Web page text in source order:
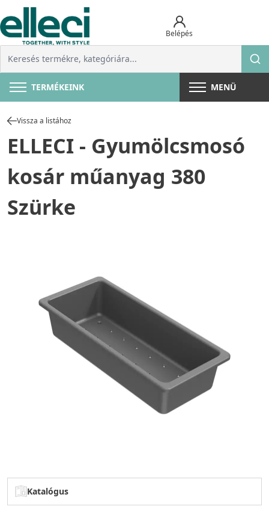
Belépés
TERMÉKEINK MENÜ
Vissza a listához
ELLECI - Gyumölcsmosó
kosár műanyag 380
Szürke
Katalógus